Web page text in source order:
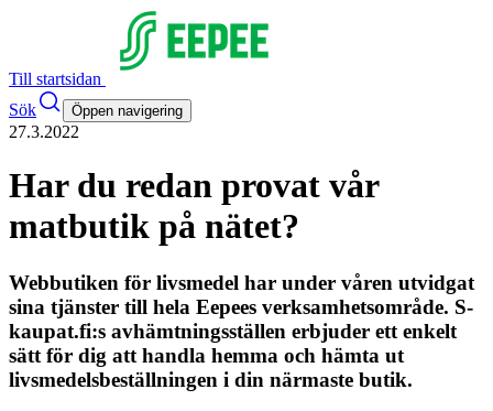
Till startsidan
Sök
Öppen navigering
27.3.2022
Har du redan provat vår
matbutik på nätet?
Webbutiken för livsmedel har under våren utvidgat
sina tjänster till hela Eepees verksamhetsområde. S-
kaupat.fi:s avhämtningsställen erbjuder ett enkelt
sätt för dig att handla hemma och hämta ut
livsmedelsbeställningen i din närmaste butik.